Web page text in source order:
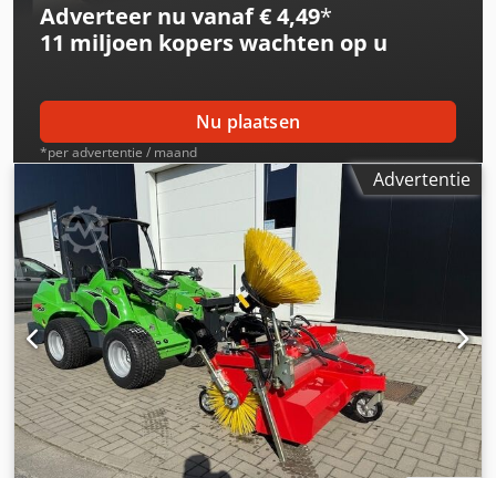
Adverteer nu vanaf € 4,49*
11 miljoen koperswachten op u
Nu plaatsen
*per advertentie / maand
Advertentie